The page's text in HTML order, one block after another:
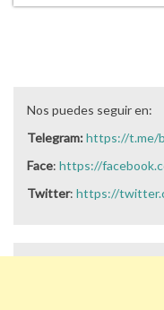
Nos puedes seguir en:
Telegram:https://t.me/
Face: https://
Twitter: https://